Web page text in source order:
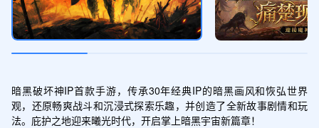
暗黑破坏神IP首款手游，传承30年经典IP的暗黑画风和恢弘世界
观，还原畅爽战斗和沉浸式探索乐趣，并创造了全新故事剧情和玩
法。庇护之地迎来曦光时代，开启掌上暗黑宇宙新篇章！